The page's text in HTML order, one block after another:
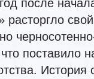
после
расторгло
поставило
История